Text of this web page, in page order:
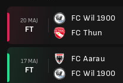
20 MAJ
FT
FC Wil 1900
FC Thun
17 MAJ
FT
FC Aarau
FC Wil 1900